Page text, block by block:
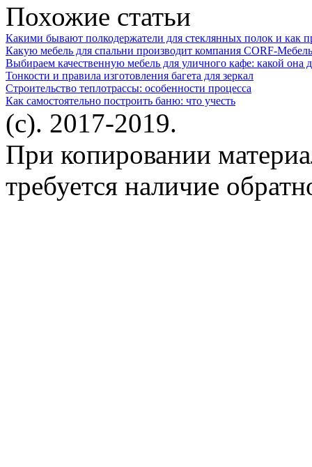
Похожие статьи
Какими бывают полкодержатели для стеклянных полок и как
Какую мебель для спальни производит компания CORF-
Выбираем качественную мебель для уличного кафе: какой она
Тонкости и правила изготовления багета для зеркал
Строительство теплотрассы: особенности процесса
Как самостоятельно построить баню: что учесть
(c). 2017-2019.
При копировании
требуется наличие